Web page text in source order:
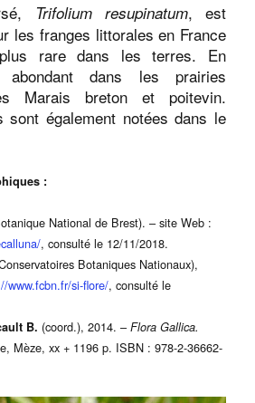
Trifolium resupinatum, est
les franges littorales en France
rare dans les terres. En
dans les prairies
Marais breton et poitevin.
sont également notées dans le
:
National de Brest). – site Web :
, consulté le 12/11/2018.
Botaniques Nationaux),
www.fcbn.fr/si-flore/, consulté le
B. (coord.), 2014. – Flora Gallica.
Mèze, xx + 1196 p. ISBN : 978-2-36662-